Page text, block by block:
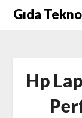
SkipGıda
Hp